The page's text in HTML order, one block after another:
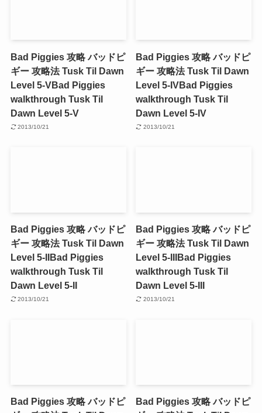
Bad Piggies 攻略 バッドピ
ギー 攻略法 Tusk Til Dawn
Level 5-VBad Piggies
walkthrough Tusk Til
Dawn Level 5-V
2013/10/21
Bad Piggies 攻略 バッドピ
ギー 攻略法 Tusk Til Dawn
Level 5-IVBad Piggies
walkthrough Tusk Til
Dawn Level 5-IV
2013/10/21
Bad Piggies 攻略 バッドピ
ギー 攻略法 Tusk Til Dawn
Level 5-IIBad Piggies
walkthrough Tusk Til
Dawn Level 5-II
2013/10/21
Bad Piggies 攻略 バッドピ
ギー 攻略法 Tusk Til Dawn
Level 5-IIIBad Piggies
walkthrough Tusk Til
Dawn Level 5-III
2013/10/21
Bad Piggies 攻略 バッドピ
Bad Piggies 攻略 バッドピ